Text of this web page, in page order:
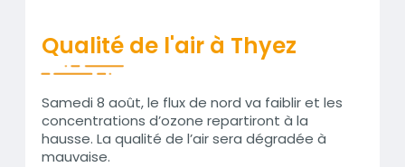
Qualité de l'air à Thyez
Samedi 8 août, le flux de nord va faiblir et les
concentrations d’ozone repartiront à la
hausse. La qualité de l’air sera dégradée à
mauvaise.